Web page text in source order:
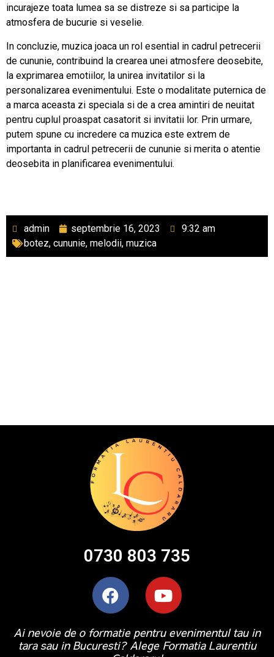
incurajeze toata lumea sa se distreze si sa participe la
atmosfera de bucurie si veselie.
In concluzie, muzica joaca un rol esential in cadrul petrecerii
de cununie, contribuind la crearea unei atmosfere deosebite,
la exprimarea emotiilor, la unirea invitatilor si la
personalizarea evenimentului. Este o modalitate puternica de
a marca aceasta zi speciala si de a crea amintiri de neuitat
pentru cuplul proaspat casatorit si invitatii lor. Prin urmare,
putem spune cu incredere ca muzica este extrem de
importanta in cadrul petrecerii de cununie si merita o atentie
deosebita in planificarea evenimentului.
admin septembrie 16, 2023
9:32 am
botez, cununie, melodii, muzica
0730 803 735
Ai nevoie de o formatie pentru evenimentul tau in
tara sau in Bucuresti? Alege Formatia Laurentiu